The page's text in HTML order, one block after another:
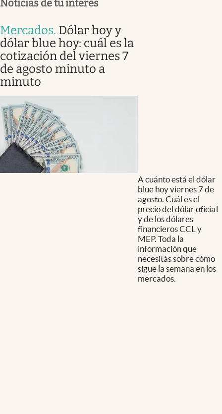
Noticias de tu interés
Mercados. Dólar hoy y
dólar blue hoy: cuál es la
cotización del viernes 7
de agosto minuto a
minuto
A cuánto está el dólar
blue hoy viernes 7 de
agosto. Cuál es el
precio del dólar oficial
y de los dólares
financieros CCL y
MEP. Toda la
información que
necesitás sobre cómo
sigue la semana en los
mercados.